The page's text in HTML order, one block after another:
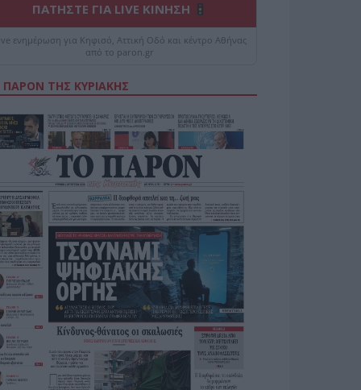
ΠΑΤΗΣΤΕ ΓΙΑ LIVE ΚΙΝΗΣΗ
ενημέρωση για Κηφισό, Αττική Οδό και κέντρο Αθήνας
από το paron.gr
ΤΗΣ ΚΥΡΙΑΚΗΣ